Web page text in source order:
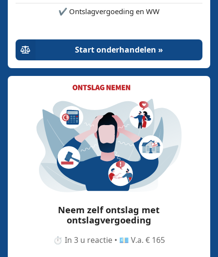
✔️ Ontslagvergoeding en WW
Start onderhandelen »
Neem zelf ontslag met
ontslagvergoeding
⏱️ In 3 u reactie • 💶 V.a. € 165